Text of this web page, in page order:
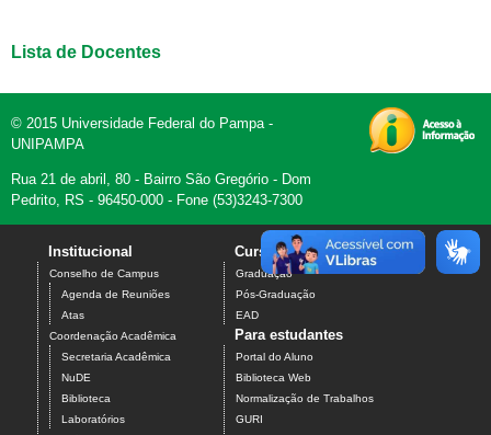
Lista de Docentes
© 2015 Universidade Federal do Pampa -
UNIPAMPA
Rua 21 de abril, 80 - Bairro São Gregório - Dom
Pedrito, RS - 96450-000 - Fone (53)3243-7300
Institucional
Conselho de Campus
Agenda de Reuniões
Atas
Coordenação Acadêmica
Secretaria Acadêmica
NuDE
Biblioteca
Laboratórios
Cursos
Graduação
Pós-Graduação
EAD
Contato
Para estudantes
Portal do Aluno
Biblioteca Web
Normalização de Trabalhos
GURI